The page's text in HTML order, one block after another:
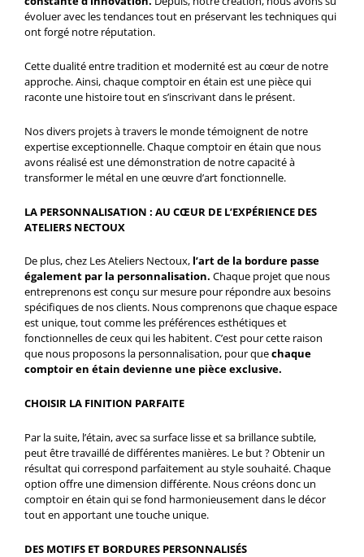
évoluer avec les tendances tout en préservant les techniques qui
ont forgé notre réputation.
Cette dualité entre tradition et modernité est au cœur de notre
approche. Ainsi, chaque comptoir en étain est une pièce qui
raconte une histoire tout en s’inscrivant dans le présent.
Nos divers projets à travers le monde témoignent de notre
expertise exceptionnelle. Chaque comptoir en étain que nous
avons réalisé est une démonstration de notre capacité à
transformer le métal en une œuvre d’art fonctionnelle.
LA PERSONNALISATION : AU CŒUR DE L’EXPÉRIENCE DES
ATELIERS NECTOUX
De plus, chez Les Ateliers Nectoux, l’art de la bordure passe
également par la personnalisation. Chaque projet que nous
entreprenons est conçu sur mesure pour répondre aux besoins
spécifiques de nos clients. Nous comprenons que chaque espace
est unique, tout comme les préférences esthétiques et
fonctionnelles de ceux qui les habitent. C’est pour cette raison
que nous proposons la personnalisation, pour quechaque
comptoir en étain devienne une pièce exclusive.
CHOISIR LA FINITION PARFAITE
Par la suite, l’étain, avec sa surface lisse et sa brillance subtile,
peut être travaillé de différentes manières. Le but ? Obtenir un
résultat qui correspond parfaitement au style souhaité. Chaque
option offre une dimension différente. Nous créons donc un
comptoir en étain qui se fond harmonieusement dans le décor
tout en apportant une touche unique.
DES MOTIFS ET BORDURES PERSONNALISÉS